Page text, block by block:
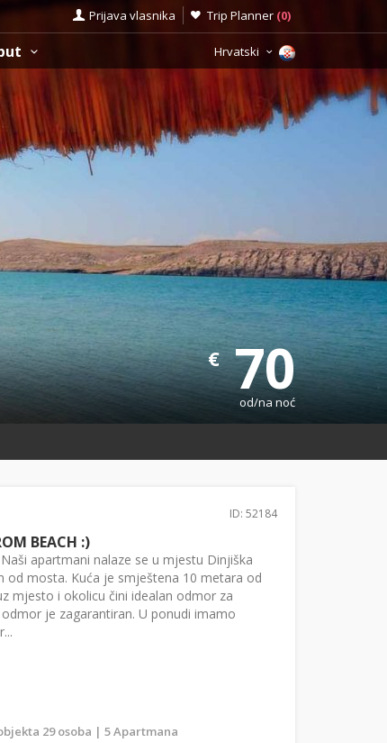
Prijava vlasnika Trip Planner (0)
Hrvatski
€70
od/na noć
ID: 52184
BEACH :)
apartmani nalaze se u mjestu Dinjiška
od mosta. Kuća je smještena 10 metara od
mjesto i okolicu čini idealan odmor za
je zagarantiran. U ponudi imamo
29 osoba | 5 Apartmana